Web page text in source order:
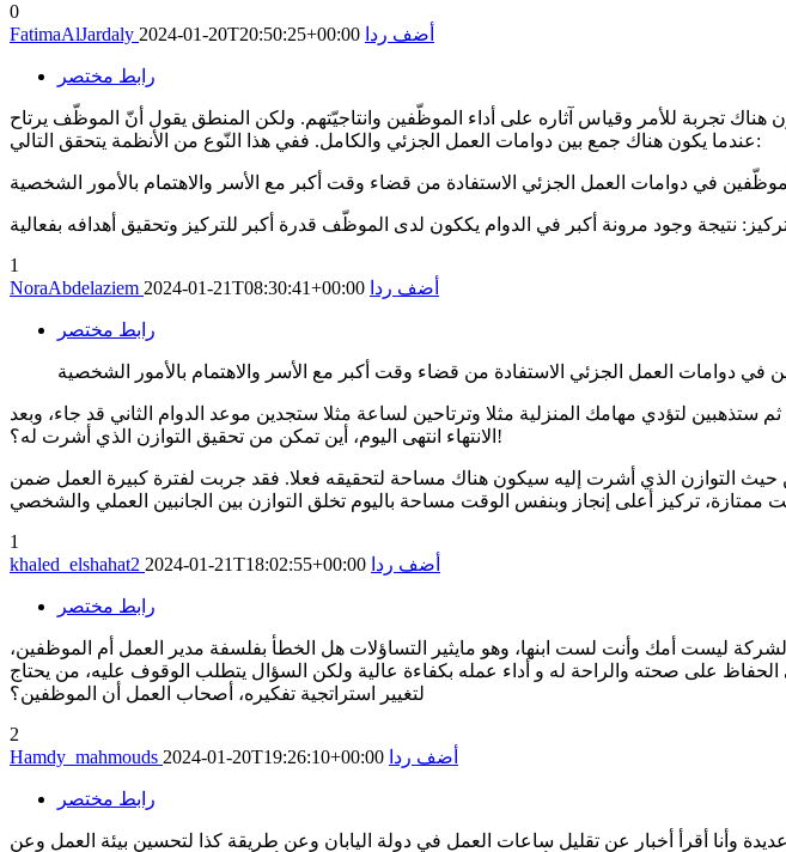
0
FatimaAlJardaly 2024-01-20T20:50:25+00:00 أضف ردا
رابط مختصر
هناك تجربة للأمر وقياس آثاره على أداء الموظّفين وانتاجيّتهم. ولكن المنطق يقول أنّ الموظّف يرتاح
عندما يكون هناك جمع بين دوامات العمل الجزئي والكامل. ففي هذا النّوع من الأنظمة يتحقق التالي:
في دوامات العمل الجزئي الاستفادة من قضاء وقت أكبر مع الأسر والاهتمام بالأمور الشخصية
نتيجة وجود مرونة أكبر في الدوام يككون لدى الموظّف قدرة أكبر للتركيز وتحقيق أهدافه بفعالية
1
NoraAbdelaziem 2024-01-21T08:30:41+00:00 أضف ردا
رابط مختصر
في دوامات العمل الجزئي الاستفادة من قضاء وقت أكبر مع الأسر والاهتمام بالأمور الشخصية
لتؤدي مهامك المنزلية مثلا وترتاحين لساعة مثلا ستجدين موعد الدوام الثاني قد جاء، وبعد
الانتهاء انتهى اليوم، أين تمكن من تحقيق التوازن الذي أشرت له؟!
سيكون أفضل من حيث الإنتاجية ومن حيث التوازن الذي أشرت إليه سيكون هناك مساحة لتحقيقه فعلا. فقد جربت لفترة كبيرة العمل ضمن
1
khaled_elshahat2 2024-01-21T18:02:55+00:00 أضف ردا
رابط مختصر
ليست أمك وأنت لست ابنها، وهو مايثير التساؤلات هل الخطأ بفلسفة مدير العمل أم الموظفين،
على صحته والراحة له و أداء عمله بكفاءة عالية ولكن السؤال يتطلب الوقوف عليه، من يحتاج
لتغيير استراتجية تفكيره، أصحاب العمل أن الموظفين؟
2
Hamdy_mahmouds 2024-01-20T19:26:10+00:00 أضف ردا
رابط مختصر
وأنا أقرأ أخبار عن تقليل ساعات العمل في دولة اليابان وعن طريقة كذا لتحسين بيئة العمل وعن